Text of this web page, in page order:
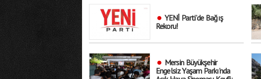
YENİ Parti’de Bağış
Rekoru!
Mersin Büyükşehir
Engelsiz Yaşam Parkı’nda